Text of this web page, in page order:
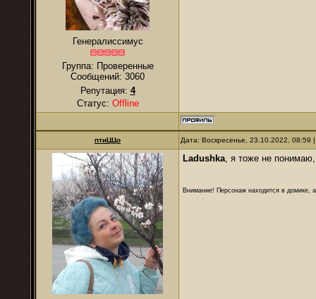
Генералиссимус
Группа: Проверенные
Сообщений: 3060
Репутация: 4
Статус: Offline
птиЦЦо Дата: Воскресенье, 23.10.2022,
Ladushkа, я тоже не
Внимание! Персонаж находится в домике,